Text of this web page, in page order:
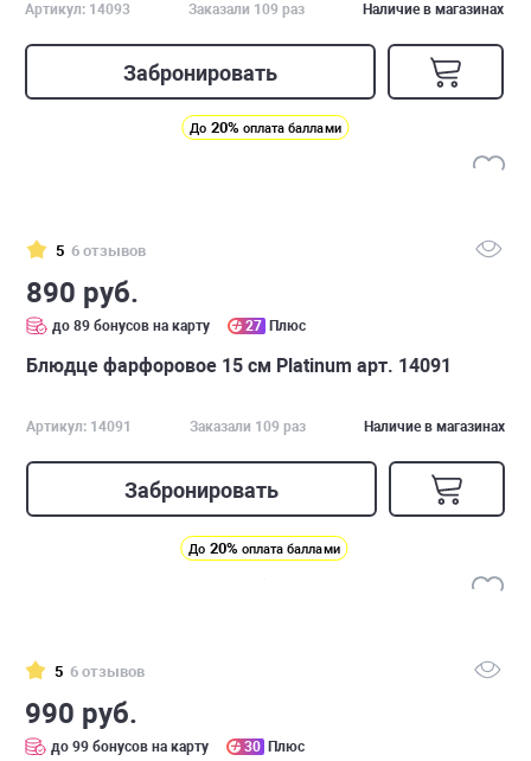
Артикул: 14093 Заказали 109 раз Наличие в магазинах
Забронировать
До 20% оплата баллами
5 6 отзывов
890 руб.
до 89 бонусов на карту 27 Плюс
Блюдце фарфоровое 15 см Platinum арт. 14091
Артикул: 14091 Заказали 109 раз Наличие в магазинах
Забронировать
До 20% оплата баллами
5 6 отзывов
990 руб.
до 99 бонусов на карту 30 Плюс